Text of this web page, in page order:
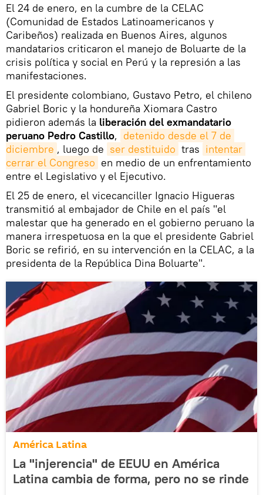
El 24 de enero, en la cumbre de la CELAC
(Comunidad de Estados Latinoamericanos y
Caribeños) realizada en Buenos Aires, algunos
mandatarios criticaron el manejo de Boluarte de la
crisis política y social en Perú y la represión a las
manifestaciones.
El presidente colombiano, Gustavo Petro, el chileno
Gabriel Boric y la hondureña Xiomara Castro
pidieron además la liberación del exmandatario
peruano Pedro Castillo, detenido desde el 7 de
diciembre , luego de ser destituido tras intentar
cerrar el Congreso en medio de un enfrentamiento
entre el Legislativo y el Ejecutivo.
El 25 de enero, el vicecanciller Ignacio Higueras
transmitió al embajador de Chile en el país "el
malestar que ha generado en el gobierno peruano la
manera irrespetuosa en la que el presidente Gabriel
Boric se refirió, en su intervención en la CELAC, a la
presidenta de la República Dina Boluarte".
América Latina
La "injerencia" de EEUU en América
Latina cambia de forma, pero no se rinde